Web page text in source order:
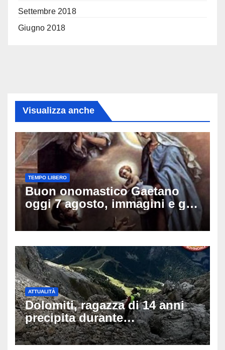
Settembre 2018
Giugno 2018
Visualizza anche
TEMPO LIBERO
Buon onomastico Gaetano
oggi 7 agosto, immagini e gif
di auguri da condividere sui
social
ATTUALITÀ
Dolomiti, ragazza di 14 anni
precipita durante
un’escursione: tragedia sul
Latemar davanti alla famiglia